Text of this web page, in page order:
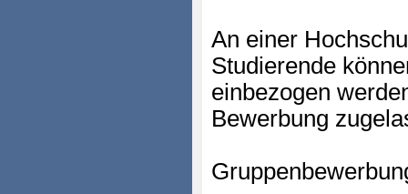
An einer
Studierende
einbezogen
Bewerbung